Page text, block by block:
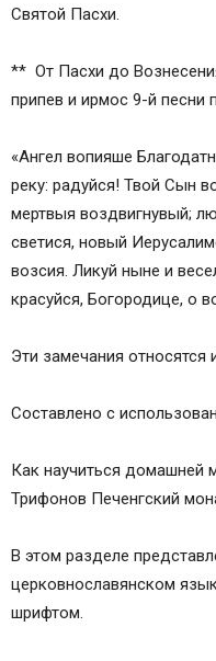
Святой Пасхи.
** От Пасхи до
припев и ирмос 9-й песни
«Ангел вопияше
реку: радуйся! Твой Сын
мертвыя воздвигнувый;
светися, новый
возсия. Ликуй ныне и
красуйся, Богородице, о
Эти замечания
Составлено с
Как научиться домашней
Трифонов Печенгский
В этом разделе
церковнославянском
шрифтом.